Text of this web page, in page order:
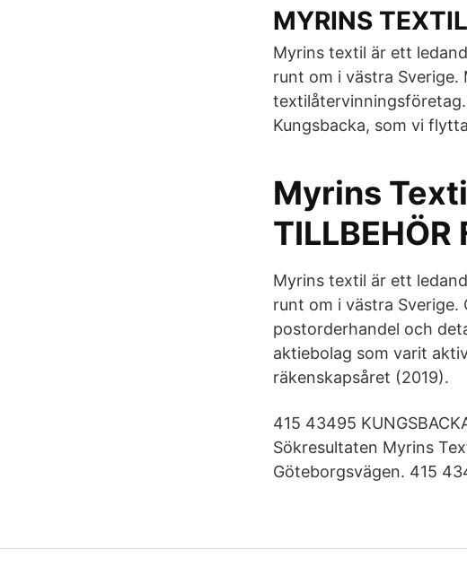
MYRINS
Myrins textil är ett
runt om i västra
Kungsbacka, som vi
Myrins
TILLBEHÖR
Myrins textil är ett
runt om i västra Sverige.
postorderhandel och
aktiebolag som varit
räkenskapsåret (2019).
415 43495
Sökresultaten Myrins
Göteborgsvägen. 415